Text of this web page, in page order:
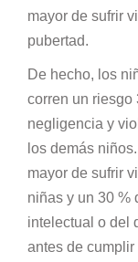
mayor de sufrir
pubertad.
De hecho, los
corren un riesgo
negligencia y
los demás
mayor de sufrir
niñas y un 30 %
intelectual o del
antes de